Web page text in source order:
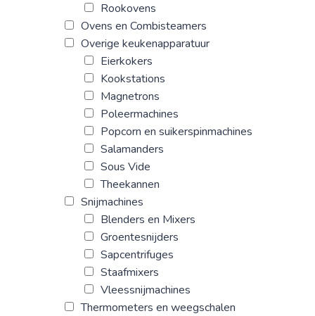
Rookovens
Ovens en Combisteamers
Overige keukenapparatuur
Eierkokers
Kookstations
Magnetrons
Poleermachines
Popcorn en suikerspinmachines
Salamanders
Sous Vide
Theekannen
Snijmachines
Blenders en Mixers
Groentesnijders
Sapcentrifuges
Staafmixers
Vleessnijmachines
Thermometers en weegschalen